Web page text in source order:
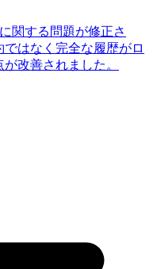
関する問題が修正さ
はなく完全な履歴がロ
改善されました。